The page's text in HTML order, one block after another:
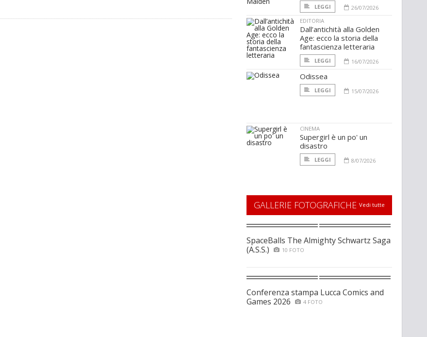
LEGGI
26/07/2026
EDITORIA
Dall’antichità alla Golden
Age: ecco la storia della
fantascienza letteraria
LEGGI 16/07/2026
Odissea
LEGGI 15/07/2026
CINEMA
Supergirl è un po' un
disastro
LEGGI 8/07/2026
GALLERIE FOTOGRAFICHE Vedi tutte
SpaceBalls The Almighty Schwartz Saga
(A.S.S.)
10 FOTO
Conferenza stampa Lucca Comics and
Games 2026
4 FOTO